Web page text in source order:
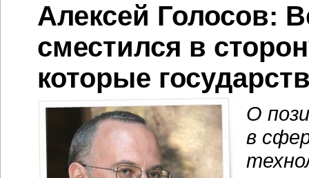
Алексей Голосов:
сместился в
которые
О
в